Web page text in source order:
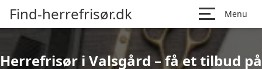
Find-herrefrisør.dk Menu
Herrefrisør i Valsgård – få et tilbud på